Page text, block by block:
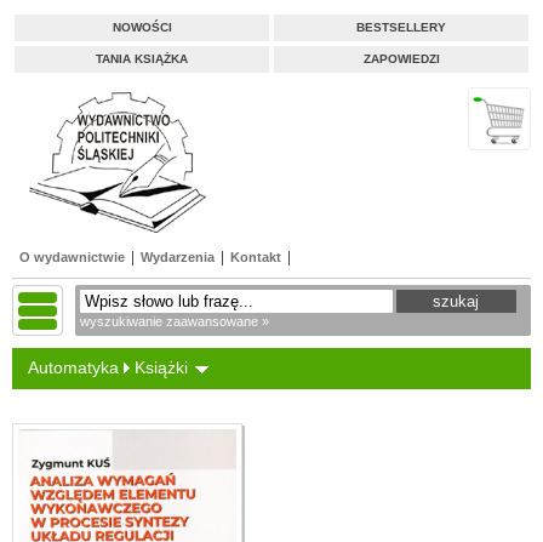
NOWOŚCI BESTSELLERY
TANIA KSIĄŻKA ZAPOWIEDZI
O wydawnictwie Wydarzenia Kontakt
wyszukiwanie zaawansowane »
Automatyka Książki